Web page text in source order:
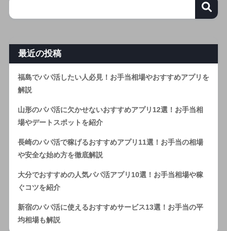
最近の投稿
福島でパパ活したい人必見！お手当相場やおすすめアプリを
解説
山形のパパ活に欠かせないおすすめアプリ12選！お手当相
場やデートスポットを紹介
長崎のパパ活で稼げるおすすめアプリ11選！お手当の相場
や安全な始め方を徹底解説
大分でおすすめの人気パパ活アプリ10選！お手当相場や稼
ぐコツを紹介
新宿のパパ活に使えるおすすめサービス13選！お手当の平
均相場も解説